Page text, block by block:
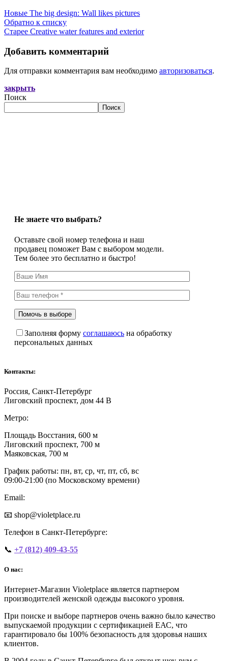
Новые The big design: Wall likes pictures
Обратно к списку
Старее Creative water features and exterior
Добавить комментарий
Для отправки комментария вам необходимо авторизоваться.
закрыть
Поиск
Поиск
Не знаете что выбрать?
Оставьте свой номер телефона и наш
продавец поможет Вам с выбором модели.
Тем более это бесплатно и быстро!
Заполняя форму соглашаюсь на обработку
персональных данных
Контакты:
Россия, Санкт-Петербург
Лиговский проспект, дом 44 В
Метро:
Площадь Восстания, 600 м
Лиговский проспект, 700 м
Маяковская, 700 м
График работы: пн, вт, ср, чт, пт, сб, вс
09:00‑21:00 (по Московскому времени)
Email:
📧 shop@violetplace.ru
Телефон в Санкт-Петербурге:
📞 +7 (812) 409-43-55
О нас:
Интернет-Магазин Violetplace является партнером
производителей женской одежды высокого уровня.
При поиске и выборе партнеров очень важно было качество
выпускаемой продукции с сертификацией ЕАС, что
гарантировало бы 100% безопасность для здоровья наших
клиентов.